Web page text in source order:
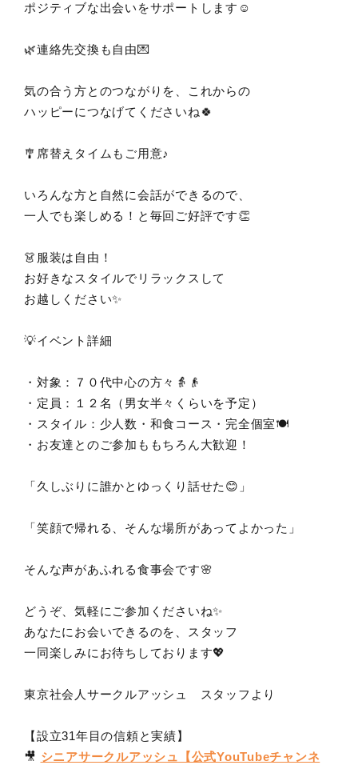
ポジティブな出会いをサポートします☺️
🌿連絡先交換も自由💌
気の合う方とのつながりを、これからの
ハッピーにつなげてくださいね🍀
🎐席替えタイムもご用意♪
いろんな方と自然に会話ができるので、
一人でも楽しめる！と毎回ご好評です👏
👗服装は自由！
お好きなスタイルでリラックスして
お越しください✨
💡イベント詳細
・対象：７０代中心の方々👵👴
・定員：１２名（男女半々くらいを予定）
・スタイル：少人数・和食コース・完全個室🍽️
・お友達とのご参加ももちろん大歓迎！
「久しぶりに誰かとゆっくり話せた😊」
「笑顔で帰れる、そんな場所があってよかった」
そんな声があふれる食事会です🌸
どうぞ、気軽にご参加くださいね✨
あなたにお会いできるのを、スタッフ
一同楽しみにお待ちしております💖
東京社会人サークルアッシュ スタッフより
【設立31年目の信頼と実績】
🎥 シニアサークルアッシュ【公式YouTubeチャンネ